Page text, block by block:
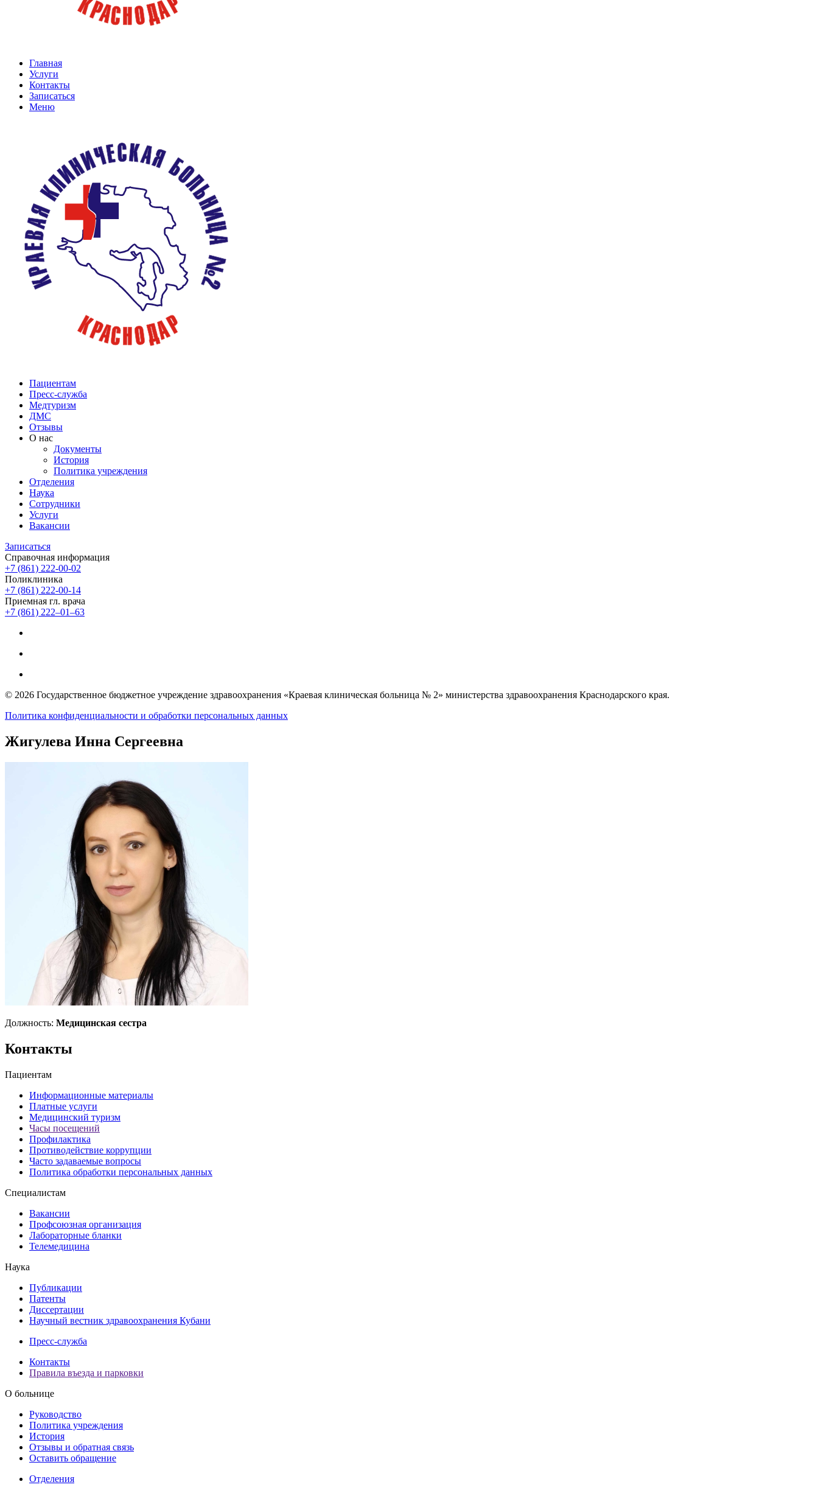
Главная
Услуги
Контакты
Записаться
Меню
Пациентам
Пресс-служба
Медтуризм
ДМС
Отзывы
О нас
Документы
История
Политика учреждения
Отделения
Наука
Сотрудники
Услуги
Вакансии
Записаться
Справочная информация
+7 (861) 222-00-02
Поликлиника
+7 (861) 222-00-14
Приемная гл. врача
+7 (861) 222‒01‒63
© 2026 Государственное бюджетное учреждение здравоохранения «Краевая клиническая больница № 2» министерства здравоохранения Краснодарского края.
Политика конфиденциальности и обработки персональных данных
Жигулева Инна Сергеевна
Должность: Медицинская сестра
Контакты
Пациентам
Информационные материалы
Платные услуги
Медицинский туризм
Часы посещений
Профилактика
Противодействие коррупции
Часто задаваемые вопросы
Политика обработки персональных данных
Специалистам
Вакансии
Профсоюзная организация
Лабораторные бланки
Телемедицина
Наука
Публикации
Патенты
Диссертации
Научный вестник здравоохранения Кубани
Пресс-служба
Контакты
Правила въезда и парковки
О больнице
Руководство
Политика учреждения
История
Отзывы и обратная связь
Оставить обращение
Отделения